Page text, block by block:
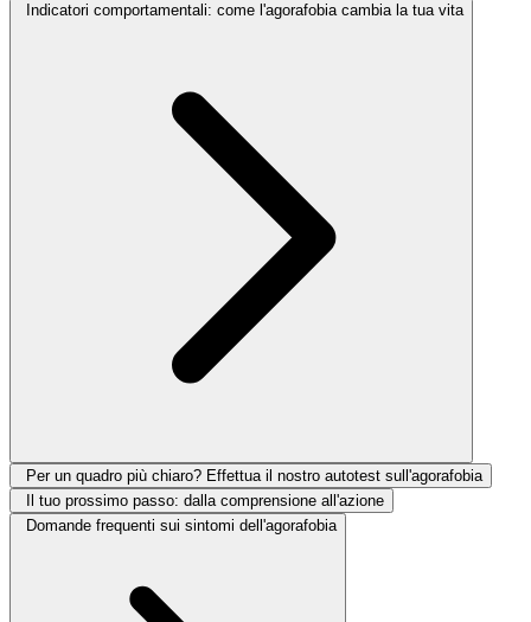
Indicatori comportamentali: come l'agorafobia cambia la tua vita
Per un quadro più chiaro? Effettua il nostro autotest sull'agorafobia
Il tuo prossimo passo: dalla comprensione all'azione
Domande frequenti sui sintomi dell'agorafobia